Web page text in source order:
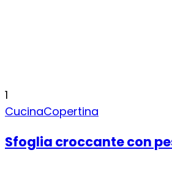
1
CucinaCopertina
Sfoglia croccante con